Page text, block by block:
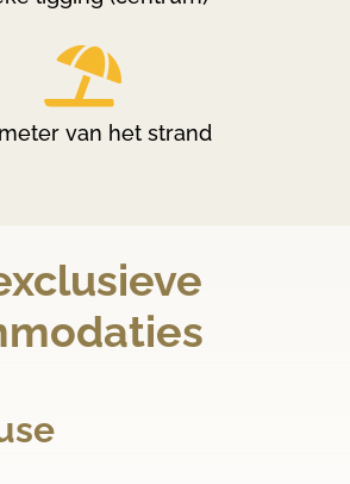

van het strand